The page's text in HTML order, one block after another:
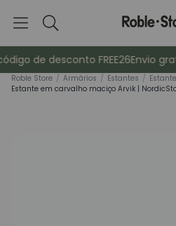
Pesquisa
de desconto FREE26Envio
Roble Store / Armários / Estantes /
Estante em carvalho maciço Arvik |